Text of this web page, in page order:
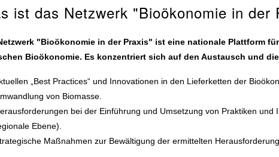
ist das Netzwerk "Bioökonomie in der
"Bioökonomie in der Praxis" ist eine nationale Plattform
Bioökonomie. Es konzentriert sich auf den Austausch und
„Best Practices“ und Innovationen in den Lieferketten der
von Biomasse.
bei der Einführung und Umsetzung von Praktiken
Ebene).
Maßnahmen zur Bewältigung der ermittelten